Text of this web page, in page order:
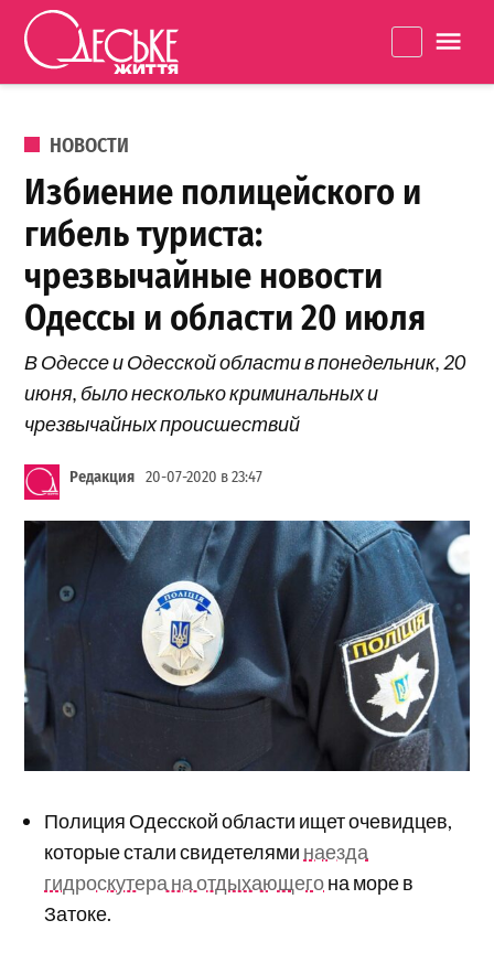
Перейти к содержанию
життя
ОПУБЛИКОВАНО В
НОВОСТИ
Избиение полицейского и
гибель туриста:
чрезвычайные новости
Одессы и области 20 июля
В Одессе и Одесской области в понедельник, 20
июня, было несколько криминальных и
чрезвычайных происшествий
Редакция 20-07-2020 в 23:47
Полиция Одесской области ищет очевидцев,
которые стали свидетелями наезда
гидроскутера на отдыхающегона море в
Затоке.